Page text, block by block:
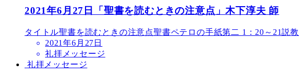
2021年6月27日「聖書を読むときの注意点」木下淳夫 師
タイトル聖書を読むときの注意点聖書ペテロの手紙第二 1：20～21
2021年6月27日
礼拝メッセージ
礼拝メッセージ